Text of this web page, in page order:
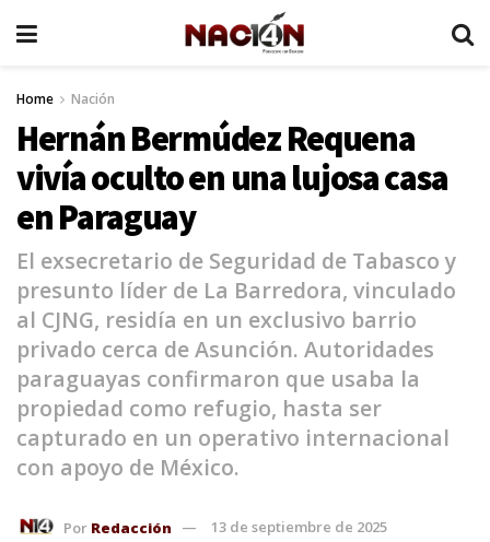
Home Nación
Hernán Bermúdez Requena
vivía oculto en una lujosa casa
en Paraguay
El exsecretario de Seguridad de Tabasco y
presunto líder de La Barredora, vinculado
al CJNG, residía en un exclusivo barrio
privado cerca de Asunción. Autoridades
paraguayas confirmaron que usaba la
propiedad como refugio, hasta ser
capturado en un operativo internacional
con apoyo de México.
Por Redacción 13 de septiembre de 2025